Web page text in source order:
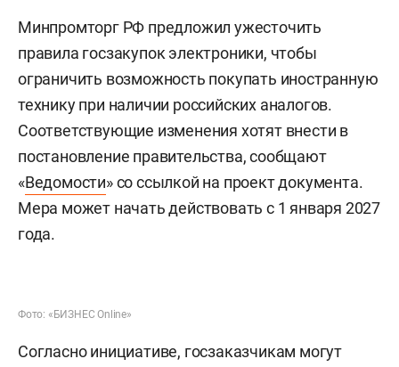
Минпромторг РФ предложил ужесточить
правила госзакупок электроники, чтобы
ограничить возможность покупать иностранную
технику при наличии российских аналогов.
Соответствующие изменения хотят внести в
постановление правительства, сообщают
«Ведомости» со ссылкой на проект документа.
Мера может начать действовать с 1 января 2027
года.
Фото: «БИЗНЕС Online»
Согласно инициативе, госзаказчикам могут